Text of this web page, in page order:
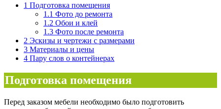
1 Подготовка помещения
1.1 Фото до ремонта
1.2 Обои и клей
1.3 Фото после ремонта
2 Эскизы и чертежи с размерами
3 Материалы и цены
4 Пару слов о контейнерах
Подготовка помещения
Перед заказом мебели необходимо было подготовить